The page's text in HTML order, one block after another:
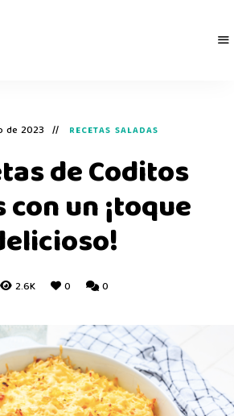
de 2023 RECETAS SALADAS
de Coditos
un ¡toque
2.6K 0 0